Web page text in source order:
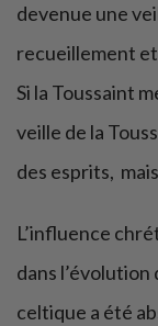
devenue une
recueillement
Si la Toussaint
veille de la
des esprits,
L’influence
dans
celtique a été